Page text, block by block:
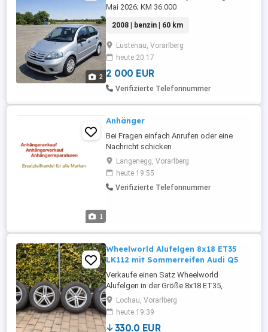
2
Mai 2026; KM 36.000
2008 | benzin | 60 km
Lustenau, Vorarlberg
heute 20:17
2 000 EUR
Verifizierte Telefonnummer
1
Anhänger
Bei Fragen einfach Anrufen oder eine
Nachricht schicken
Langenegg, Vorarlberg
heute 19:55
Verifizierte Telefonnummer
Wheelworld Alufelgen 8x18 ET35
LK112 mit Sommerreifen Audi Q5
Verkaufe einen Satz Wheelworld
Alufelgen in der Größe 8x18 ET35,
Lochkreis 112 inklusive Reifen. 3 Reifen
DOT 2021 1 Reifen DOT 2015 Sehr gutes
Profil Felgen laufen rund Guter
gebrauchter Zustand Mit etwas Pflege
Lochau, Vorarlberg
heute 19:39
330.0 EUR